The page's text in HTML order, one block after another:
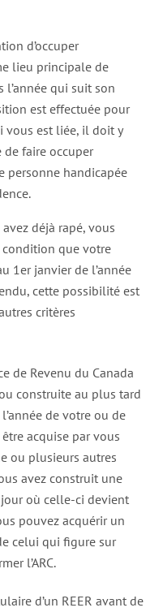
d’occuper
lieu principale de
l’année qui suit son
est effectuée pour
vous est liée, il doit y
faire occuper
personne handicapée
déjà rapé, vous
que votre
1er janvier de l’année
cette possibilité est
critères
de Revenu du Canada
construite au plus tard
de votre ou de
acquise par vous
ou plusieurs autres
avez construit une
où celle-ci devient
pouvez acquérir un
celui qui figure sur
l’ARC.
d’un REER avant de